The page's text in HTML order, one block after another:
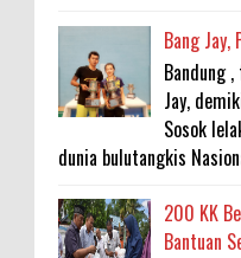
Bang
Bandung
Jay,
Sosok
dunia bulutangkis
200 KK
Bantuan